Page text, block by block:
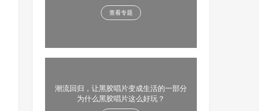
查看专题
潮流回归，让黑胶唱片变成生活的一部分
为什么黑胶唱片这么好玩？